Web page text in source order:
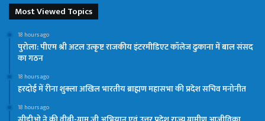
Most Viewed Topics
18 hours ago
पुरोला: पीएम श्री अटल उत्कृष्ट राजकीय इंटरमीडिएट कॉलेज ढुकाना में बाल संसद
का गठन
18 hours ago
हरदोई में रीना शुक्ला अखिल भारतीय ब्राह्मण महासभा की प्रदेश सचिव मनोनीत
18 hours ago